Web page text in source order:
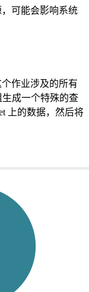
可能会影响系统
作业涉及的所有
生成一个特殊的查
上的数据，然后将